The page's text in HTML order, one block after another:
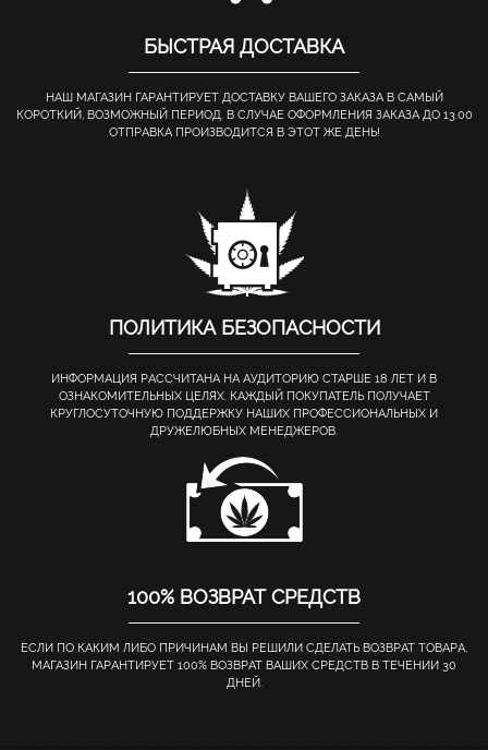
БЫСТРАЯ ДОСТАВКА
НАШ МАГАЗИН ГАРАНТИРУЕТ ДОСТАВКУ ВАШЕГО ЗАКАЗА В САМЫЙ
КОРОТКИЙ, ВОЗМОЖНЫЙ ПЕРИОД. В СЛУЧАЕ ОФОРМЛЕНИЯ ЗАКАЗА ДО 13.00
ОТПРАВКА ПРОИЗВОДИТСЯ В ЭТОТ ЖЕ ДЕНЬ!
ПОЛИТИКА БЕЗОПАСНОСТИ
ИНФОРМАЦИЯ РАССЧИТАНА НА АУДИТОРИЮ СТАРШЕ 18 ЛЕТ И В
ОЗНАКОМИТЕЛЬНЫХ ЦЕЛЯХ. КАЖДЫЙ ПОКУПАТЕЛЬ ПОЛУЧАЕТ
КРУГЛОСУТОЧНУЮ ПОДДЕРЖКУ НАШИХ ПРОФЕССИОНАЛЬНЫХ И
ДРУЖЕЛЮБНЫХ МЕНЕДЖЕРОВ.
100% ВОЗВРАТ СРЕДСТВ
ЕСЛИ ПО КАКИМ ЛИБО ПРИЧИНАМ ВЫ РЕШИЛИ СДЕЛАТЬ ВОЗВРАТ ТОВАРА,
МАГАЗИН ГАРАНТИРУЕТ 100% ВОЗВРАТ ВАШИХ СРЕДСТВ В ТЕЧЕНИИ 30
ДНЕЙ.